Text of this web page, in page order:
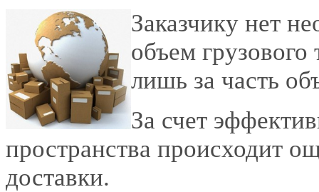
Заказчику нет
объем грузового
лишь за часть
За счет
пространства происходит
доставки.